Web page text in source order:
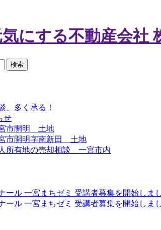
にする不動産会社
、多く承る！
せ
宮市開明 土地
宮市開明字南新田 土地
所有地の売却相談 一宮市内
ール 一宮まちゼミ 受講者募集を開始しま
ール 一宮まちゼミ 受講者募集を開始しま